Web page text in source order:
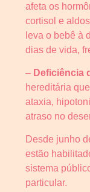
afeta os
cortisol e
leva o bebê à
dias de vida,
– Deficiência
hereditária
ataxia,
atraso no
Desde junho
estão
sistema
particular.